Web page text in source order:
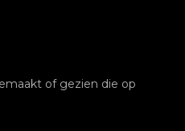
of gezien die op